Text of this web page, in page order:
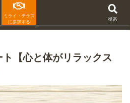
ト【心と体がリラックス
ミライ・テラス
に参加する
検索